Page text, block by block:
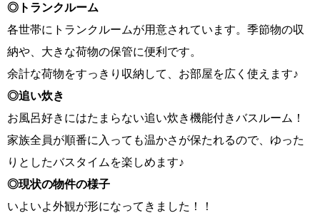
◎ トランクルーム
各世帯にトランクルームが用意されています。季節物の収
納や、大きな荷物の保管に便利です。
余計な荷物をすっきり収納して、お部屋を広く使えます♪
◎追い炊き
お風呂好きにはたまらない追い炊き機能付きバスルーム！
家族全員が順番に入っても温かさが保たれるので、ゆった
りとしたバスタイムを楽しめます♪
◎現状の物件の様子
いよいよ外観が形になってきました！！